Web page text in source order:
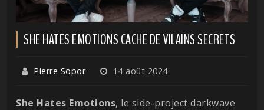
SHE HATES EMOTIONS CACHE DE VILAINS SECRETS
Pierre Sopor 14 août 2024
She Hates Emotions, le side-project darkwave